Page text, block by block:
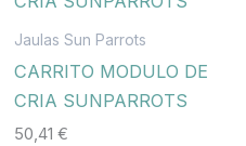
Jaulas Sun Parrots
CARRITO MODULO DE
CRIA SUNPARROTS
50,41 €